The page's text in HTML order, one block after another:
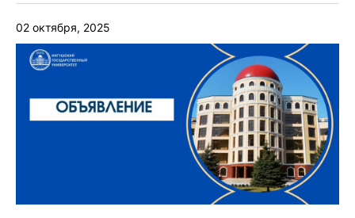
02 октября, 2025